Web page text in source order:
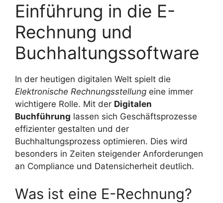
Einführung in die E-
Rechnung und
Buchhaltungssoftware
In der heutigen digitalen Welt spielt die
Elektronische Rechnungsstellung eine immer
wichtigere Rolle. Mit der Digitalen
Buchführung lassen sich Geschäftsprozesse
effizienter gestalten und der
Buchhaltungsprozess optimieren. Dies wird
besonders in Zeiten steigender Anforderungen
an Compliance und Datensicherheit deutlich.
Was ist eine E-Rechnung?